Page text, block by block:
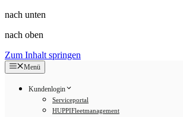
nach unten
nach oben
Zum Inhalt springen
Menü
Kundenlogin
Serviceportal
HUPPIFleetmanagement